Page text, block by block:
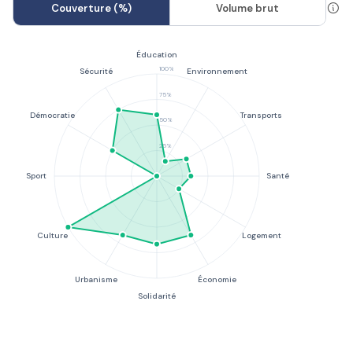
Couverture (%) Volume brut